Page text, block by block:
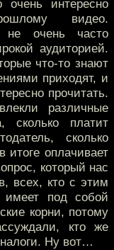
интересно
видео.
не очень часто
аудиторией.
что-то знают
приходят, и
прочитать.
различные
сколько платит
сколько
оплачивает
который нас
всех, кто с этим
имеет под собой
корни, потому
кто же
Ну вот…